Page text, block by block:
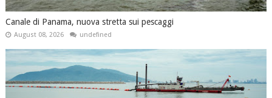
Canale di Panama, nuova stretta sui pescaggi
August 08, 2026 undefined